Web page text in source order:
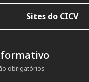
Sites do CICV
obrigatórios